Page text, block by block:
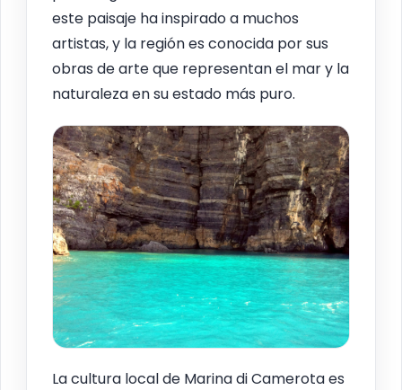
este paisaje ha inspirado a muchos
artistas, y la región es conocida por sus
obras de arte que representan el mar y la
naturaleza en su estado más puro.
La cultura local de Marina di Camerota es